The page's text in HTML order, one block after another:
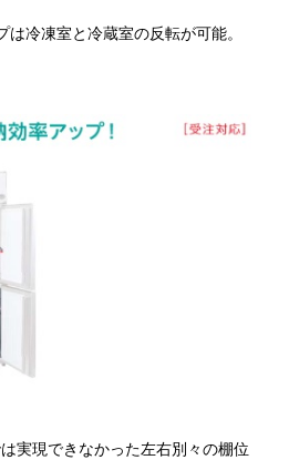
冷凍室と冷蔵室の反転が可能。
実現できなかった左右別々の棚位